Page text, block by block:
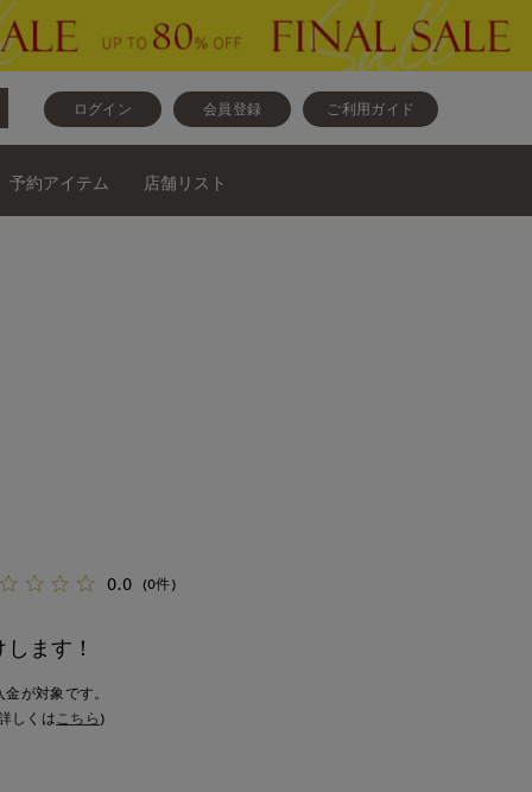
ログイン 会員登録 ご利用ガイド
予約アイテム 店舗リスト
0.0 (0件)
ます！
が対象です。
しくはこちら )